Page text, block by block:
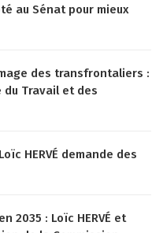
au Sénat pour mieux
des transfrontaliers :
du Travail et des
HERVÉ demande des
2035 : Loïc HERVÉ et